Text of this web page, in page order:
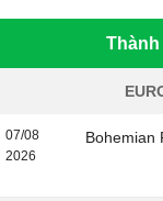
Thành
07/08
2026
Bohemian